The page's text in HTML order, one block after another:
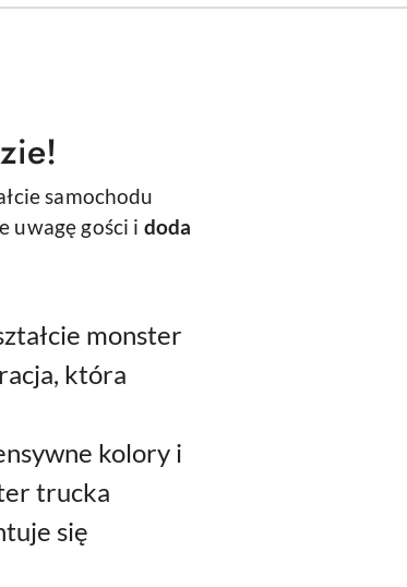
samochodu
uwagę gości i doda
monster
która
kolory i
trucka
się